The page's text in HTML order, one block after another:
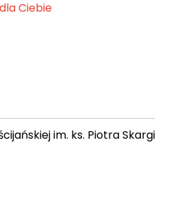
Ciebie
im. ks. Piotra Skargi